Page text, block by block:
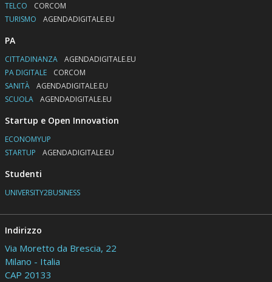
TELCO
CORCOM
TURISMO
AGENDADIGITALE.EU
PA
CITTADINANZA
AGENDADIGITALE.EU
PA DIGITALE
CORCOM
SANITÀ
AGENDADIGITALE.EU
SCUOLA
AGENDADIGITALE.EU
Startup e Open Innovation
ECONOMYUP
STARTUP
AGENDADIGITALE.EU
Studenti
UNIVERSITY2BUSINESS
Indirizzo
Via Moretto da Brescia, 22
Milano - Italia
CAP 20133